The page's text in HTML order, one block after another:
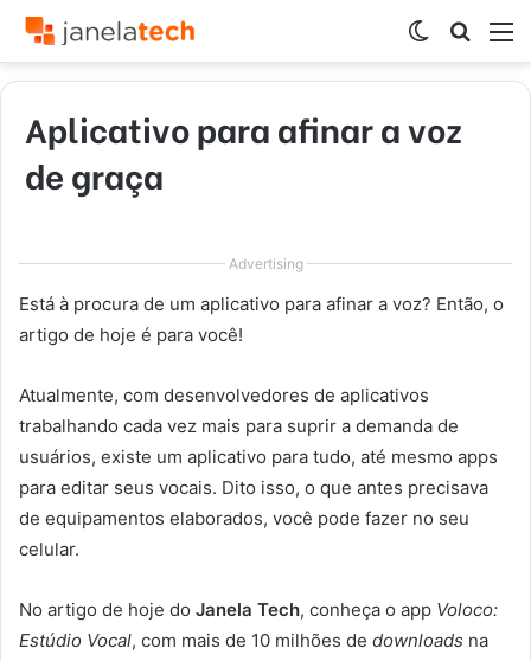
por
Switch
skin
Aplicativo para afinar a voz
de graça
Advertising
Está à procura de um aplicativo para afinar a voz? Então, o
artigo de hoje é para você!
Atualmente, com desenvolvedores de aplicativos
trabalhando cada vez mais para suprir a demanda de
usuários, existe um aplicativo para tudo, até mesmo apps
para editar seus vocais. Dito isso, o que antes precisava
de equipamentos elaborados, você pode fazer no seu
celular.
No artigo de hoje do Janela Tech, conheça o app Voloco:
Estúdio Vocal, com mais de 10 milhões de downloads na